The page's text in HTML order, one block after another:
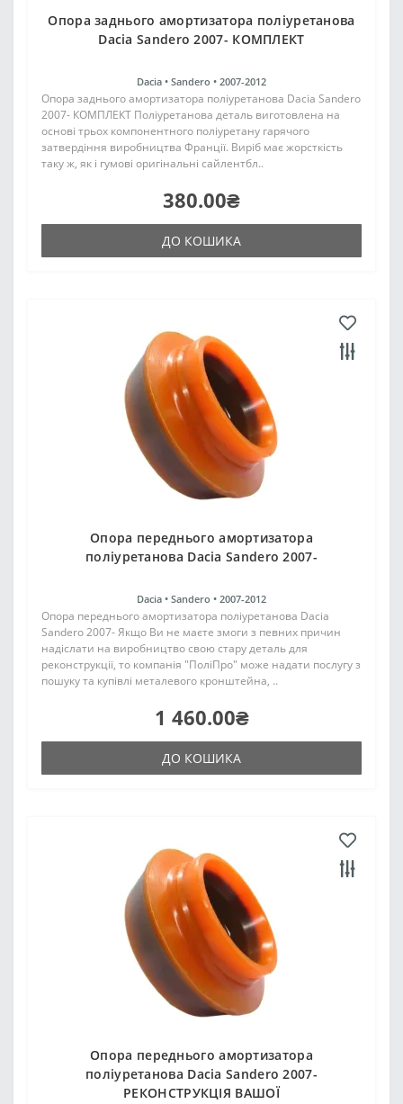
Опора заднього амортизатора поліуретанова
Dacia Sandero 2007- КОМПЛЕКТ
Dacia • Sandero • 2007-2012
Опора заднього амортизатора поліуретанова Dacia Sandero
2007- КОМПЛЕКТ Поліуретанова деталь виготовлена на
основі трьох компонентного поліуретану гарячого
затвердіння виробництва Франції. Виріб має жорсткість
таку ж, як і гумові оригінальні сайлентбл..
380.00₴
ДО КОШИКА
Опора переднього амортизатора
поліуретанова Dacia Sandero 2007-
Dacia • Sandero • 2007-2012
Опора переднього амортизатора поліуретанова Dacia
Sandero 2007- Якщо Ви не маєте змоги з певних причин
надіслати на виробництво свою стару деталь для
реконструкції, то компанія "ПоліПро" може надати послугу з
пошуку та купівлі металевого кронштейна, ..
1 460.00₴
ДО КОШИКА
Опора переднього амортизатора
поліуретанова Dacia Sandero 2007-
РЕКОНСТРУКЦІЯ ВАШОЇ